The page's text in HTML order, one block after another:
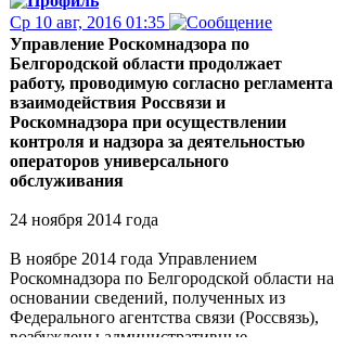
Ср 10 авг, 2016 01:35
Управление Роскомнадзора по
Белгородской области продолжает
работу, проводимую согласно регламента
взаимодействия Россвязи и
Роскомнадзора при осуществлении
контроля и надзора за деятельностью
операторов универсального
обслуживания
24 ноября 2014 года
В ноябре 2014 года Управлением
Роскомнадзора по Белгородской области на
основании сведений, полученных из
Федерального агентства связи (Россвязь),
возбуждены административные